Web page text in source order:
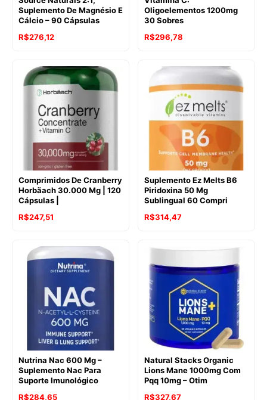
Suplemento De Magnésio E
Cálcio – 90 Cápsulas
R$276,12
Oligoelementos 1200mg
30 Sobres
R$296,78
Comprimidos De Cranberry
Horbäach 30.000 Mg | 120
Cápsulas |
R$247,51
Suplemento Ez Melts B6
Piridoxina 50 Mg
Sublingual 60 Compri
R$314,47
Nutrina Nac 600 Mg –
Suplemento Nac Para
Suporte Imunológico
R$284,65
Natural Stacks Organic
Lions Mane 1000mg Com
Pqq 10mg – Otim
R$327,67